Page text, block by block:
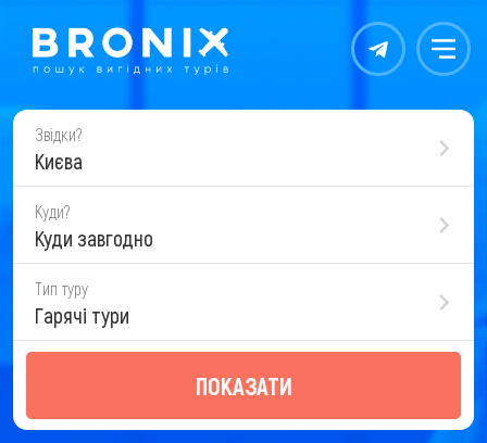
Контакты Меню
Звідки?
Києва
Куди?
Куди завгодно
Тип туру
Гарячі тури
ПОКАЗАТИ